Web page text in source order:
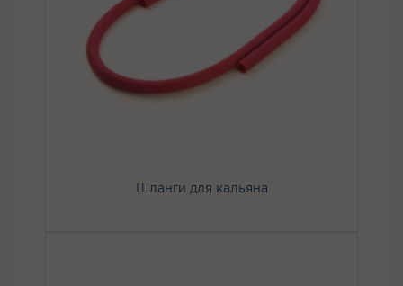
Шланги для кальяна